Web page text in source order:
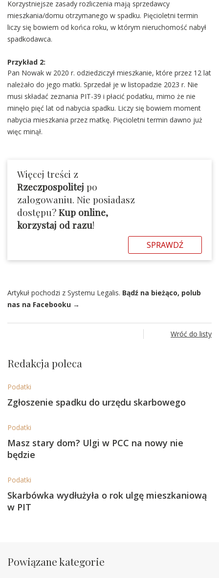
Korzystniejsze zasady rozliczenia mają sprzedawcy
mieszkania/domu otrzymanego w spadku. Pięcioletni termin
liczy się bowiem od końca roku, w którym nieruchomość nabył
spadkodawca.
Przykład 2:
Pan Nowak w 2020 r. odziedziczył mieszkanie, które przez 12 lat
należało do jego matki. Sprzedał je w listopadzie 2023 r. Nie
musi składać zeznania PIT-39 i płacić podatku, mimo że nie
minęło pięć lat od nabycia spadku. Liczy się bowiem moment
nabycia mieszkania przez matkę. Pięcioletni termin dawno już
więc minął.
Więcej treści z
Rzeczpospolitej po
zalogowaniu. Nie posiadasz
dostępu?Kup online,
korzystaj od razu!
SPRAWDŹ
Artykuł pochodzi z Systemu Legalis. Bądź na bieżąco, polub
nas na Facebooku →
Wróć do listy
Redakcja poleca
Podatki
Zgłoszenie spadku do urzędu skarbowego
Podatki
Masz stary dom? Ulgi w PCC na nowy nie
będzie
Podatki
Skarbówka wydłużyła o rok ulgę mieszkaniową
w PIT
Powiązane kategorie